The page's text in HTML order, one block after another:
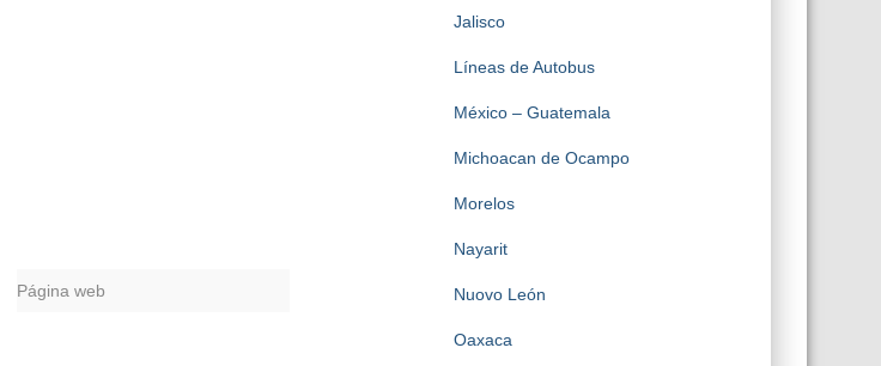
Página web
Jalisco
Líneas de Autobus
México – Guatemala
Michoacan de Ocampo
Morelos
Nayarit
Nuovo León
Oaxaca